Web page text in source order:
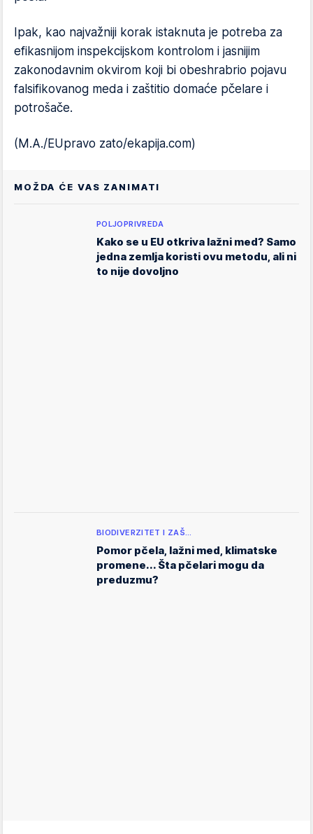
Ipak, kao najvažniji korak istaknuta je potreba za
efikasnijom inspekcijskom kontrolom i jasnijim
zakonodavnim okvirom koji bi obeshrabrio pojavu
falsifikovanog meda i zaštitio domaće pčelare i
potrošače.
(M.A./EUpravo zato/ekapija.com)
MOŽDA ĆE VAS ZANIMATI
POLJOPRIVREDA
Kako se u EU otkriva lažni med? Samo
jedna zemlja koristi ovu metodu, ali ni
to nije dovoljno
BIODIVERZITET I ZAŠ…
Pomor pčela, lažni med, klimatske
promene... Šta pčelari mogu da
preduzmu?